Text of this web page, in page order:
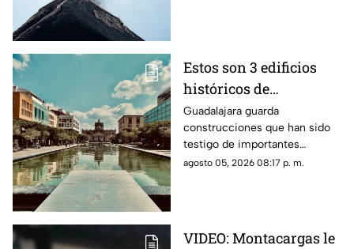
Estos son 3 edificios
históricos de
Guadalajara que tienes
que conocer al menos
una vez
Guadalajara guarda
construcciones que han sido
testigo de importantes
momentos de la historia de la
agosto 05, 2026 08:17 p. m.
VIDEO: Montacargas le